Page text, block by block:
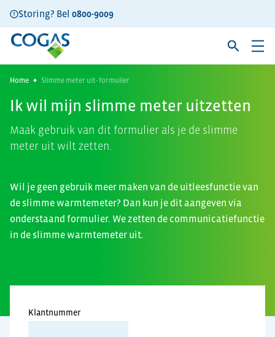
Storing? Bel 0800-9009
Home Slimme meter uit- formulier
Ik wil mijn slimme meter uitzetten
Maak gebruik van dit formulier als je de slimme
meter uit wilt zetten.
Wil je geen gebruik meer maken van de uitleesfunctie van
de slimme warmtemeter? Dan kun je dit aangeven via
onderstaand formulier. We zetten de communicatiefunctie
in de slimme warmtemeter uit.
Klantnummer